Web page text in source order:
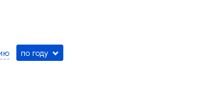
по году